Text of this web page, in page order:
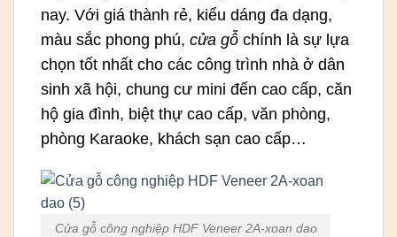
nay. Với giá thành rẻ, kiểu dáng đa dạng,
màu sắc phong phú, cửa gỗ chính là sự lựa
chọn tốt nhất cho các công trình nhà ở dân
sinh xã hội, chung cư mini đến cao cấp, căn
hộ gia đình, biệt thự cao cấp, văn phòng,
phòng Karaoke, khách sạn cao cấp…
Cửa gỗ công nghiệp HDF Veneer 2A-xoan dao